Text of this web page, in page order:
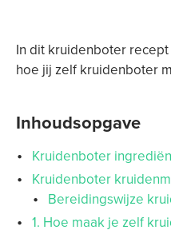
In dit kruidenboter
hoe jij zelf kruidenboter
Inhoudsopgave
Kruidenboter
Kruidenboter
Bereidingswijze
1. Hoe maak je zelf